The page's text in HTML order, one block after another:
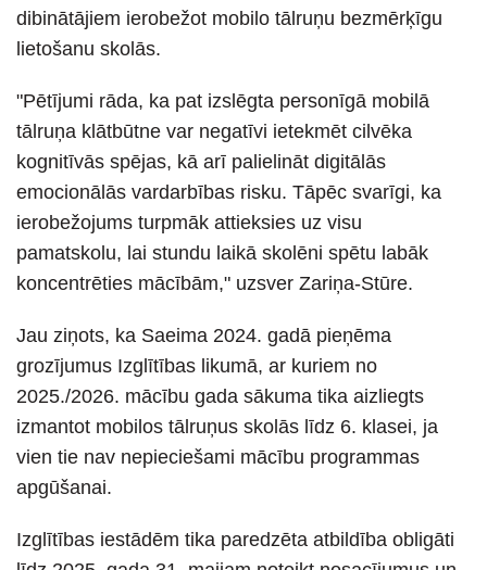
dibinātājiem ierobežot mobilo tālruņu bezmērķīgu
lietošanu skolās.
"Pētījumi rāda, ka pat izslēgta personīgā mobilā
tālruņa klātbūtne var negatīvi ietekmēt cilvēka
kognitīvās spējas, kā arī palielināt digitālās
emocionālās vardarbības risku. Tāpēc svarīgi, ka
ierobežojums turpmāk attieksies uz visu
pamatskolu, lai stundu laikā skolēni spētu labāk
koncentrēties mācībām," uzsver Zariņa-Stūre.
Jau ziņots, ka Saeima 2024. gadā pieņēma
grozījumus Izglītības likumā, ar kuriem no
2025./2026. mācību gada sākuma tika aizliegts
izmantot mobilos tālruņus skolās līdz 6. klasei, ja
vien tie nav nepieciešami mācību programmas
apgūšanai.
Izglītības iestādēm tika paredzēta atbildība obligāti